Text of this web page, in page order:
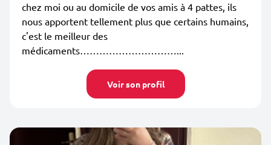
chez moi ou au domicile de vos amis à 4 pattes, ils
nous apportent tellement plus que certains humains,
c'est le meilleur des
médicaments…………………………...
Voir son profil